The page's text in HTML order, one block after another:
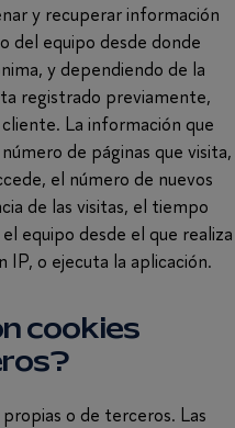
y recuperar información
del equipo desde donde
y dependiendo de la
registrado previamente,
La información que
de páginas que visita,
el número de nuevos
de las visitas, el tiempo
equipo desde el que realiza
IP, o ejecuta la aplicación.
cookies
o de terceros. Las